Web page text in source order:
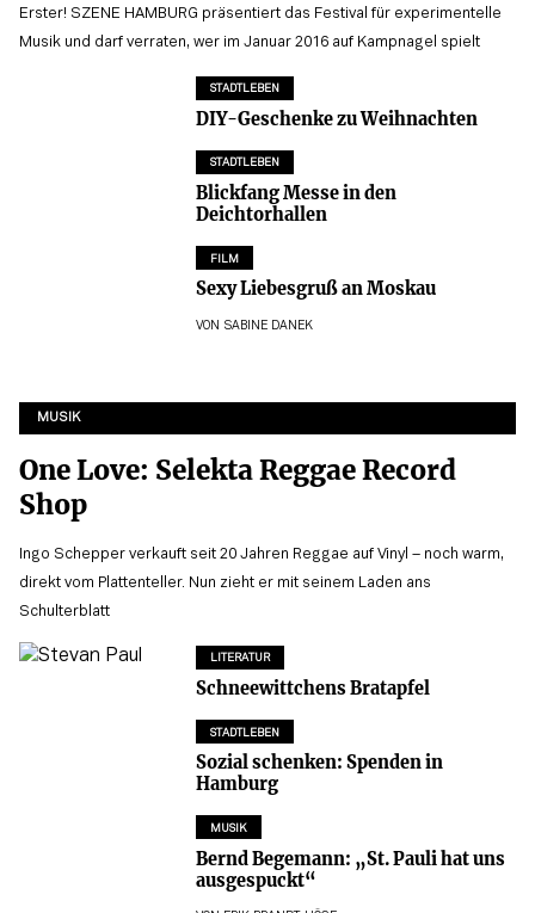
Erster! SZENE HAMBURG präsentiert das Festival für experimentelle
Musik und darf verraten, wer im Januar 2016 auf Kampnagel spielt
STADTLEBEN
DIY-Geschenke zu Weihnachten
STADTLEBEN
Blickfang Messe in den
Deichtorhallen
FILM
Sexy Liebesgruß an Moskau
VON SABINE DANEK
MUSIK
One Love: Selekta Reggae Record
Shop
Ingo Schepper verkauft seit 20 Jahren Reggae auf Vinyl – noch warm,
direkt vom Plattenteller. Nun zieht er mit seinem Laden ans
Schulterblatt
LITERATUR
Schneewittchens Bratapfel
STADTLEBEN
Sozial schenken: Spenden in
Hamburg
MUSIK
Bernd Begemann: „St. Pauli hat uns
ausgespuckt“